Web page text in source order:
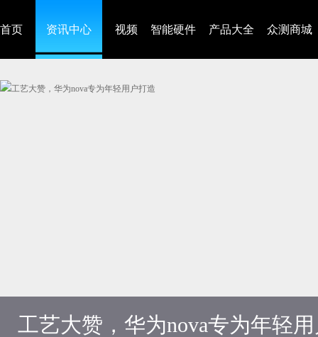
首页 资讯中心 视频 智能硬件 产品大全 众测商城
工艺大赞，华为nova专为年轻